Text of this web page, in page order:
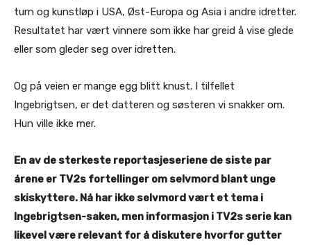
turn og kunstløp i USA, Øst-Europa og Asia i andre idretter.
Resultatet har vært vinnere som ikke har greid å vise glede
eller som gleder seg over idretten.
Og på veien er mange egg blitt knust. I tilfellet
Ingebrigtsen, er det datteren og søsteren vi snakker om.
Hun ville ikke mer.
En av de sterkeste reportasjeseriene de siste par
årene er TV2s fortellinger om selvmord blant unge
skiskyttere. Nå har ikke selvmord vært et tema i
Ingebrigtsen-saken, men informasjon i TV2s serie kan
likevel være relevant for å diskutere hvorfor gutter